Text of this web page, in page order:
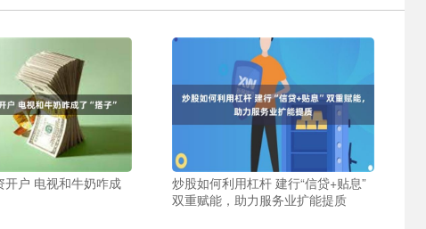
开户 电视和牛奶咋成
炒股如何利用杠杆 建行“信贷+贴息”
双重赋能，助力服务业扩能提质